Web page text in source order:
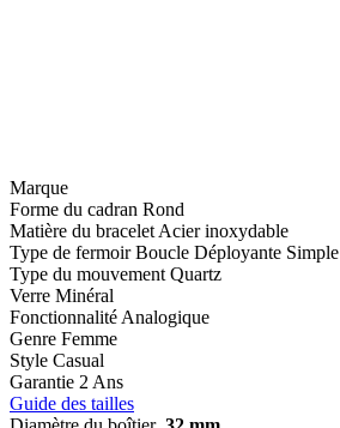
Marque
Forme du cadran Rond
Matière du bracelet Acier inoxydable
Type de fermoir Boucle Déployante Simple
Type du mouvement Quartz
Verre Minéral
Fonctionnalité Analogique
Genre Femme
Style Casual
Garantie 2 Ans
Guide des tailles